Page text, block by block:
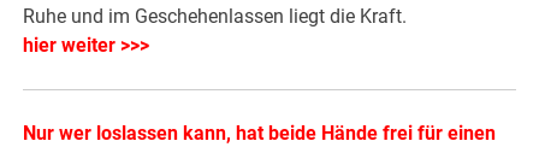
Ruhe und im Geschehenlassen liegt die Kraft.
hier weiter >>>
Nur wer loslassen kann, hat beide Hände frei für einen